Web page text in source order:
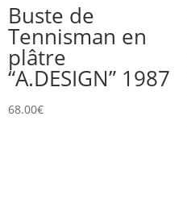
Buste de
Tennisman en
plâtre
“A.DESIGN” 1987
68.00€